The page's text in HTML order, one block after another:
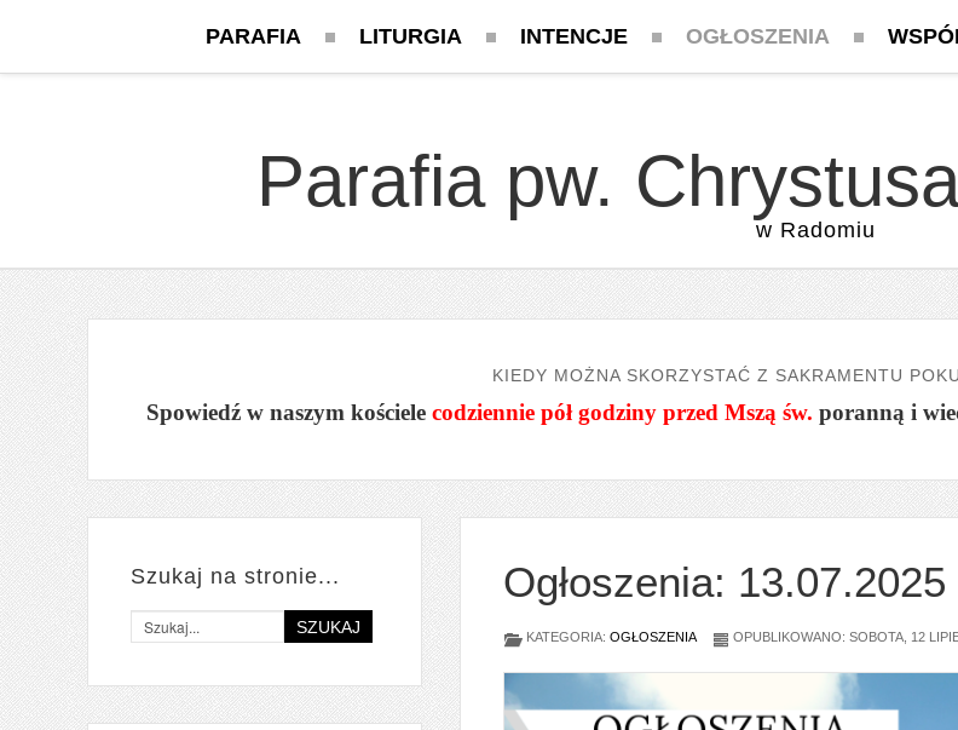
PARAFIA LITURGIA INTENCJE OGŁOSZENIA
Parafia pw.
w Radomiu
KIEDY MOŻNA SKORZYSTAĆ Z SAKRAMENTU
Spowiedź w naszym kościelecodziennie pół godziny przed Mszą św. poranną i
Szukaj na stronie...
SZUKAJ
Ogłoszenia: 13.07.2025
KATEGORIA: OGŁOSZENIA OPUBLIKOWANO: SOBOTA, 12